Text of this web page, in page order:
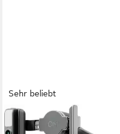
Sehr beliebt
DJI
OSMO MOBILE 7 Pro Gimbal